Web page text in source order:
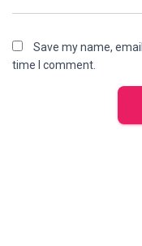
Save my name,
time I comment.